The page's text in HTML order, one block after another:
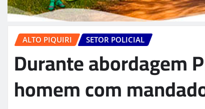
ALTO PIQUIRI SETOR POLICIAL
Durante abordagem
homem com